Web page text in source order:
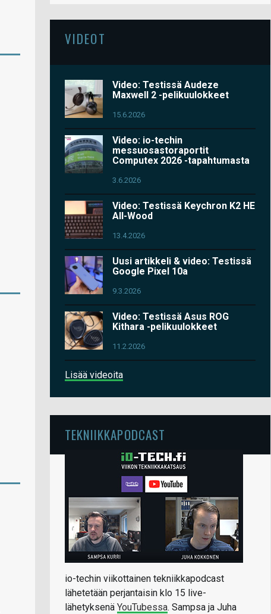
VIDEOT
Video: Testissä Audeze
Maxwell 2 -pelikuulokkeet
15.6.2026
Video: io-techin
messuosastoraportit
Computex 2026 -tapahtumasta
3.6.2026
Video: Testissä Keychron K2 HE
All-Wood
13.4.2026
Uusi artikkeli & video: Testissä
Google Pixel 10a
9.3.2026
Video: Testissä Asus ROG
Kithara -pelikuulokkeet
11.2.2026
Lisää videoita
TEKNIIKKAPODCAST
io-techin viikottainen tekniikkapodcast
lähetetään perjantaisin klo 15 live-
lähetyksenä YouTubessa. Sampsa ja Juha